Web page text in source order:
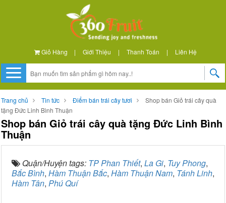
Giỏ Hàng | Giới Thiệu | Thanh Toán | Liên Hệ
Trang chủ Tin tức Điểm bán trái cây tươi
Shop bán Giỏ trái cây quà
tặng Đức Linh Bình Thuận
Shop bán Giỏ trái cây quà tặng Đức Linh Bình
Thuận
Quận/Huyện tags: TP Phan Thiết, La Gi, Tuy Phong,
Bắc Bình, Hàm Thuận Bắc, Hàm Thuận Nam, Tánh Linh,
Hàm Tân, Phú Quí